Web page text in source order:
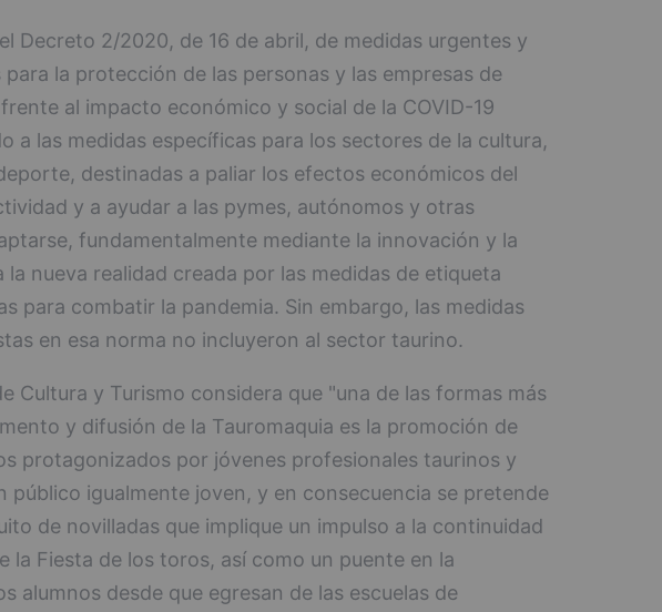
Decreto 2/2020, de 16 de abril, de medidas urgentes y
la protección de las personas y las empresas de
al impacto económico y social de la COVID-19
a las medidas específicas para los sectores de la cultura,
destinadas a paliar los efectos económicos del
y a ayudar a las pymes, autónomos y otras
fundamentalmente mediante la innovación y la
la nueva realidad creada por las medidas de etiqueta
para combatir la pandemia. Sin embargo, las medidas
en esa norma no incluyeron al sector taurino.
Cultura y Turismo considera que "una de las formas más
y difusión de la Tauromaquia es la promoción de
protagonizados por jóvenes profesionales taurinos y
público igualmente joven, y en consecuencia se pretende
de novilladas que implique un impulso a la continuidad
la Fiesta de los toros, así como un puente en la
alumnos desde que egresan de las escuelas de